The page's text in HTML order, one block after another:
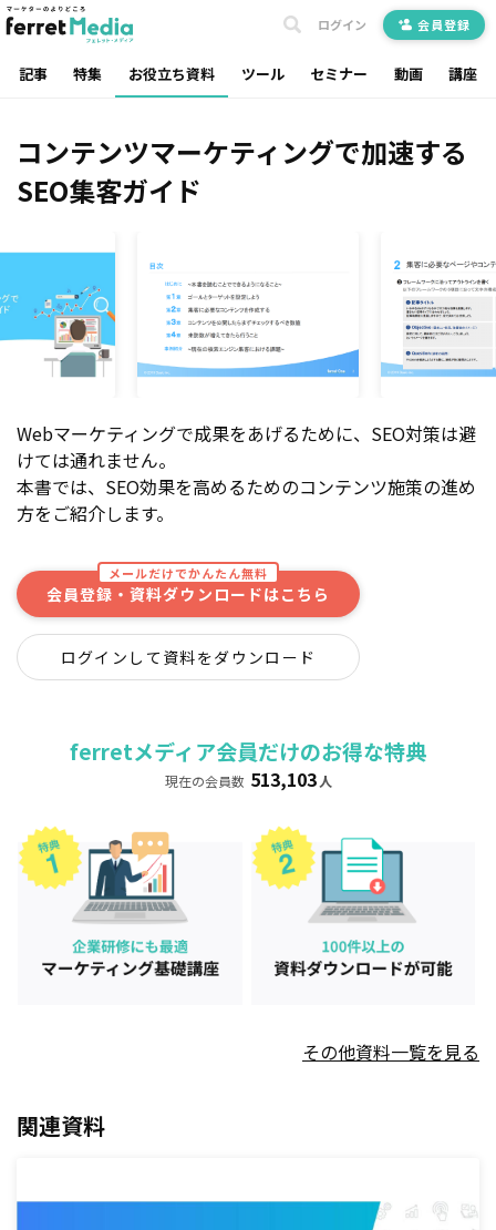
記事 特集 お役立ち資料 ツール セミナー 動画 講座
ログイン 会員登録
コンテンツマーケティングで加速する
SEO集客ガイド
Webマーケティングで成果をあげるために、SEO対策は避
けては通れません。
本書では、SEO効果を高めるためのコンテンツ施策の進め
方をご紹介します。
メールだけでかんたん無料
会員登録・資料ダウンロードはこちら
ログインして資料をダウンロード
ferretメディア会員だけのお得な特典
現在の会員数 513,103 人
その他資料一覧を見る
関連資料